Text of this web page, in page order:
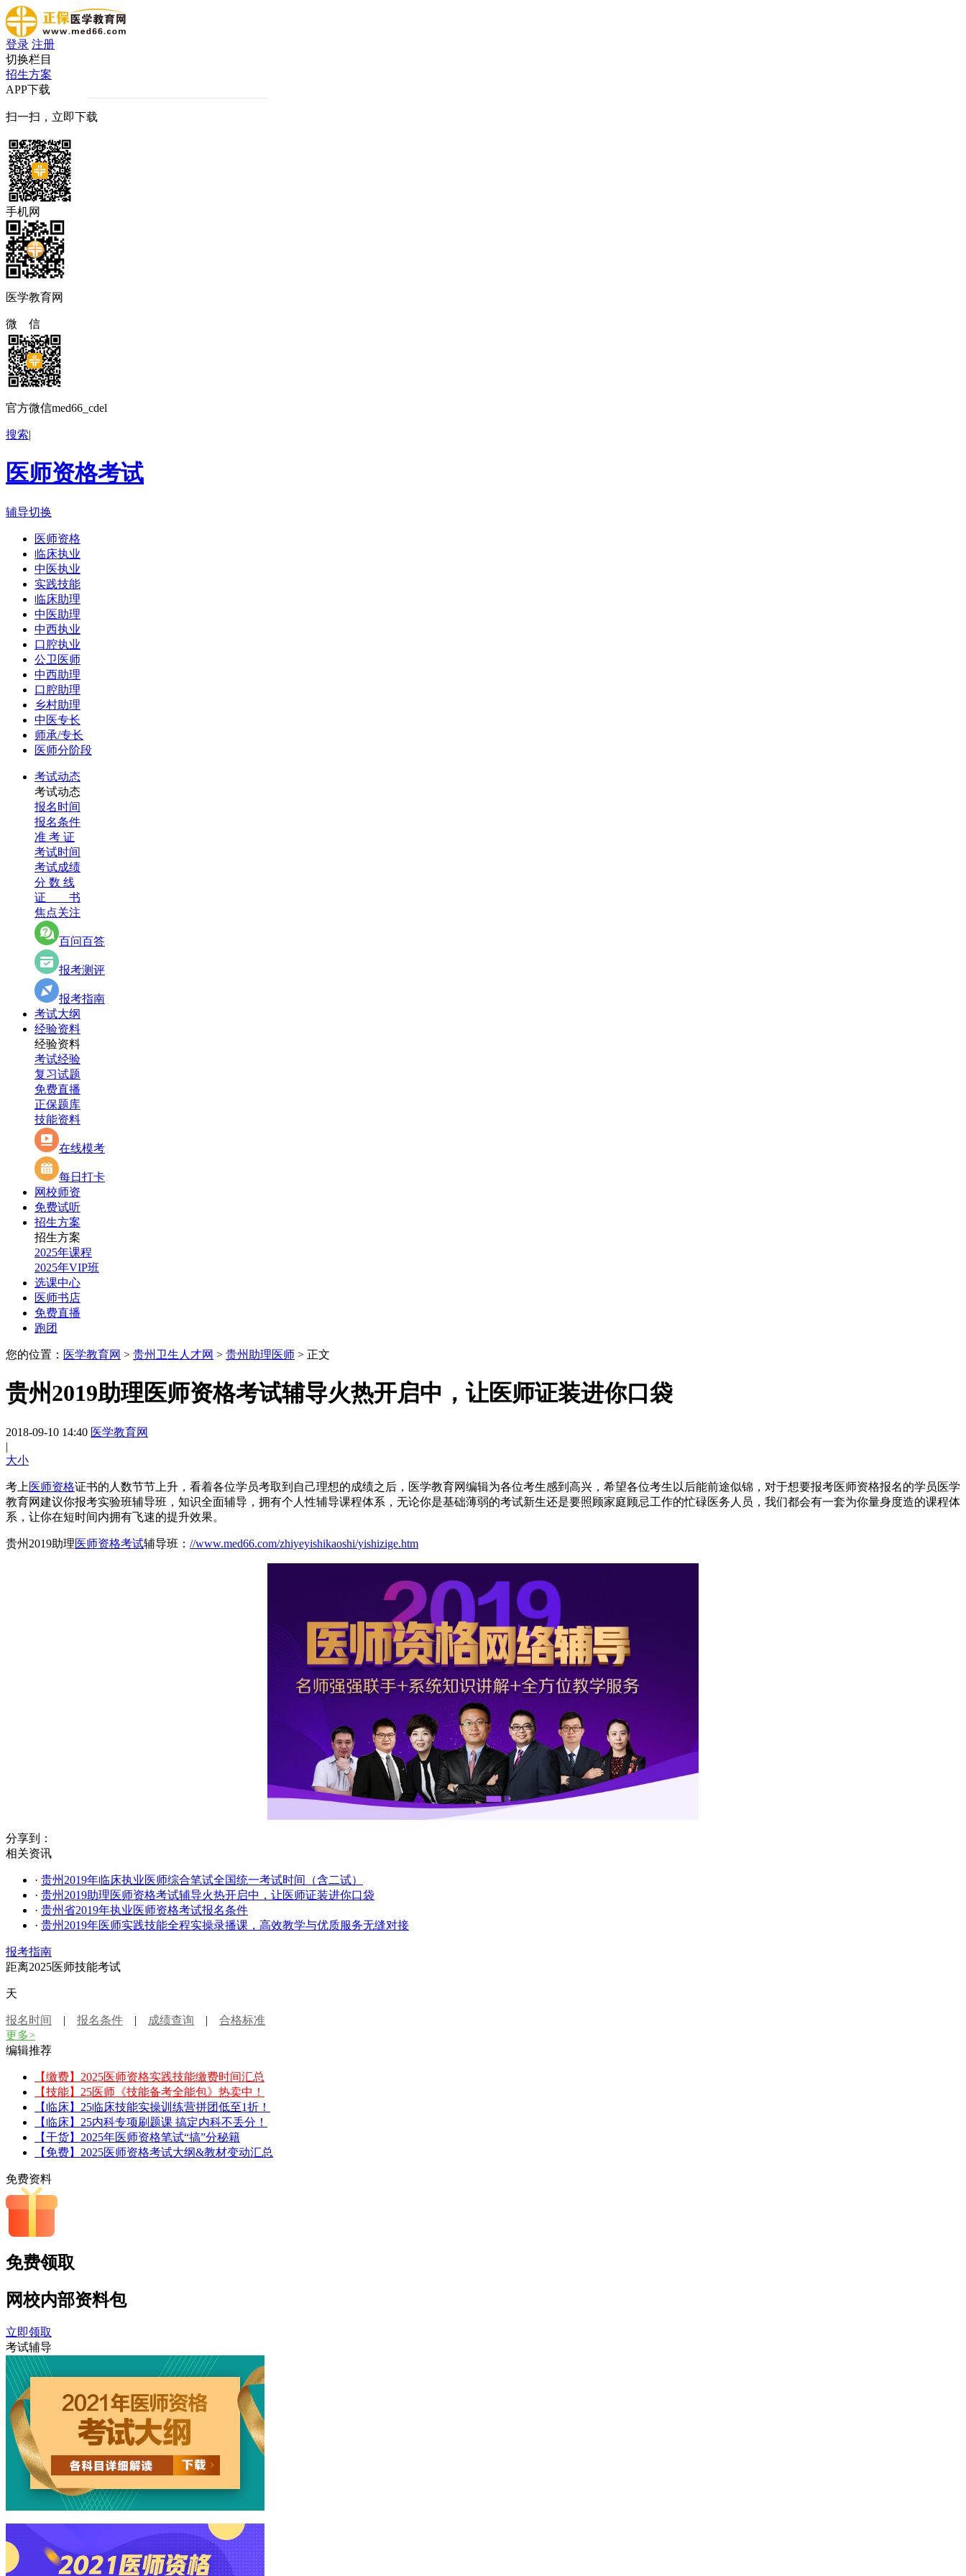
登录 注册
切换栏目
招生方案
APP下载
扫一扫，立即下载
手机网
医学教育网
微 信
官方微信med66_cdel
搜索|
医师资格考试
辅导切换
医师资格
临床执业
中医执业
实践技能
临床助理
中医助理
中西执业
口腔执业
公卫医师
中西助理
口腔助理
乡村助理
中医专长
师承/专长
医师分阶段
考试动态
考试动态
报名时间
报名条件
准 考 证
考试时间
考试成绩
分 数 线
证 书
焦点关注
百问百答
报考测评
报考指南
考试大纲
经验资料
经验资料
考试经验
复习试题
免费直播
正保题库
技能资料
在线模考
每日打卡
网校师资
免费试听
招生方案
招生方案
2025年课程
2025年VIP班
选课中心
医师书店
免费直播
跑团
您的位置： 医学教育网 > 贵州卫生人才网 > 贵州助理医师 > 正文
贵州2019助理医师资格考试辅导火热开启中，让医师证装进你口袋
2018-09-10 14:40 医学教育网
|
大小
考上 医师资格证书的人数节节上升，看着各位学员考取到自己理想的成绩之后，医学教育网编辑为各位考生感到高兴，希望各位考生以后能前途似锦，对于想要报考医师资格报名的学员医学
教育网建议你报考实验班辅导班，知识全面辅导，拥有个人性辅导课程体系，无论你是基础薄弱的考试新生还是要照顾家庭顾忌工作的忙碌医务人员，我们都会有一套为你量身度造的课程体
系，让你在短时间内拥有飞速的提升效果。
贵州2019助理医师资格考试辅导班： //www.med66.com/zhiyeyishikaoshi/yishizige.htm
分享到：
相关资讯
· 贵州2019年临床执业医师综合笔试全国统一考试时间（含二试）
· 贵州2019助理医师资格考试辅导火热开启中，让医师证装进你口袋
· 贵州省2019年执业医师资格考试报名条件
· 贵州2019年医师实践技能全程实操录播课，高效教学与优质服务无缝对接
报考指南
距离2025医师技能考试
天
报名时间 | 报名条件 | 成绩查询 | 合格标准
更多>
编辑推荐
【缴费】2025医师资格实践技能缴费时间汇总
【技能】25医师《技能备考全能包》热卖中！
【临床】25临床技能实操训练营拼团低至1折！
【临床】25内科专项刷题课 搞定内科不丢分！
【干货】2025年医师资格笔试“搞”分秘籍
【免费】2025医师资格考试大纲&教材变动汇总
免费资料
免费领取
网校内部资料包
立即领取
考试辅导